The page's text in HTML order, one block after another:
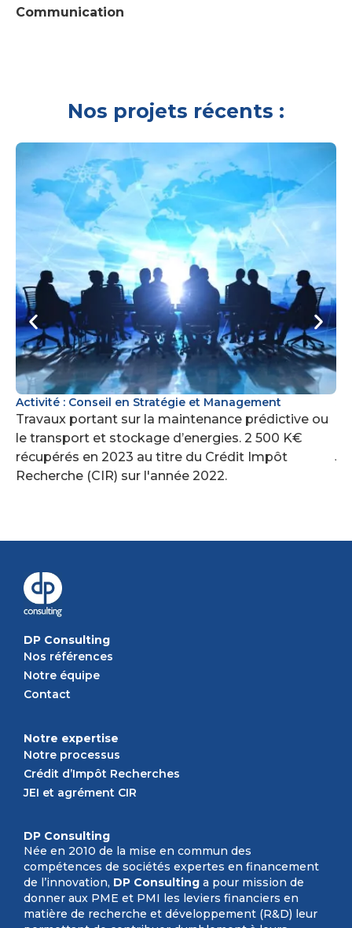
Communication
Nos projets récents :
Activité : Conseil en Stratégie et Management
Travaux portant sur la maintenance prédictive ou
le transport et stockage d’energies. 2 500 K€
récupérés en 2023 au titre du Crédit Impôt
Recherche (CIR) sur l'année 2022.
DP Consulting
Nos références
Notre équipe
Contact
Notre expertise
Notre processus
Crédit d’Impôt Recherches
JEI et agrément CIR
DP Consulting
Née en 2010 de la mise en commun des
compétences de sociétés expertes en financement
de l’innovation, DP Consulting a pour mission de
donner aux PME et PMI les leviers financiers en
matière de recherche et développement (R&D) leur